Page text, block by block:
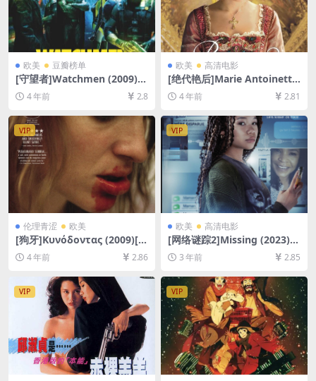
欧美 豆瓣榜单
[守望者]Watchmen (2009)2
15分钟(终极剪辑版)[百度网盘
+迅雷云盘资源1080P超清未
4 年前 2.8
欧美 高清电影
[绝代艳后]Marie Antoinette
(2006)[百度网盘+迅雷云盘资
源1080P超清未删减][MP4/7.
4 年前 2.81
VIP
伦理青涩 欧美
[狗牙]Κυνόδοντας (2009)[百
度网盘+夸克网盘1080P超清
未删减资源][网盘在线播放/下
载][MP4/6.3GB][中文字幕]
4 年前 2.86
VIP
欧美 高清电影
[网络谜踪2]Missing (2023)
[百度网盘+迅雷云盘资源1080
P超清未删减][MP4/6GB][中
英字幕]
3 年前 2.85
VIP VIP